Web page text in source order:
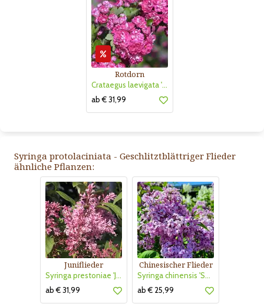
Rotdorn
Crataegus laevigata 'Pauls Scarlet'
ab € 31,99
Syringa protolaciniata - Geschlitztblättriger Flieder
ähnliche Pflanzen:
Juniflieder
Syringa prestoniae 'James MacFarlane'
ab € 31,99
Chinesischer Flieder
Syringa chinensis 'Saugeana'
ab € 25,99